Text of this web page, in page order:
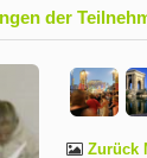
der
Zurück